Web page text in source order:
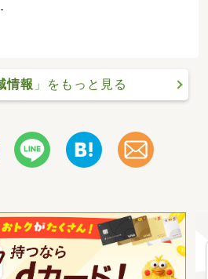
-
情報 」をもっと見る